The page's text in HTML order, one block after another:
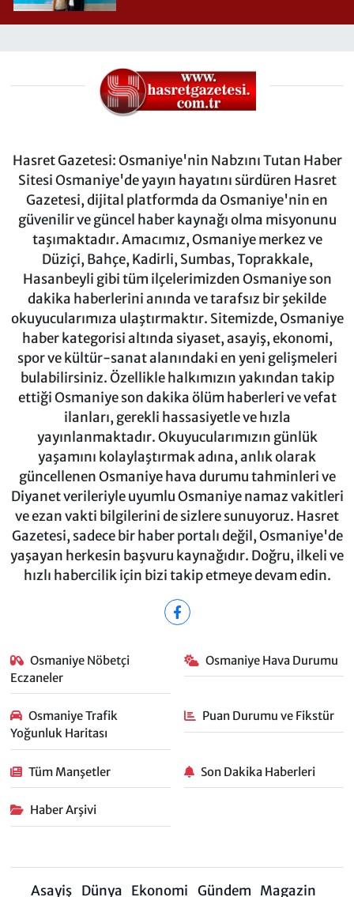
Hasret Gazetesi: Osmaniye'nin Nabzını Tutan Haber
Sitesi Osmaniye'de yayın hayatını sürdüren Hasret
Gazetesi, dijital platformda da Osmaniye'nin en
güvenilir ve güncel haber kaynağı olma misyonunu
taşımaktadır. Amacımız, Osmaniye merkez ve
Düziçi, Bahçe, Kadirli, Sumbas, Toprakkale,
Hasanbeyli gibi tüm ilçelerimizden Osmaniye son
dakika haberlerini anında ve tarafsız bir şekilde
okuyucularımıza ulaştırmaktır. Sitemizde, Osmaniye
haber kategorisi altında siyaset, asayiş, ekonomi,
spor ve kültür-sanat alanındaki en yeni gelişmeleri
bulabilirsiniz. Özellikle halkımızın yakından takip
ettiği Osmaniye son dakika ölüm haberleri ve vefat
ilanları, gerekli hassasiyetle ve hızla
yayınlanmaktadır. Okuyucularımızın günlük
yaşamını kolaylaştırmak adına, anlık olarak
güncellenen Osmaniye hava durumu tahminleri ve
Diyanet verileriyle uyumlu Osmaniye namaz vakitleri
ve ezan vakti bilgilerini de sizlere sunuyoruz. Hasret
Gazetesi, sadece bir haber portalı değil, Osmaniye'de
yaşayan herkesin başvuru kaynağıdır. Doğru, ilkeli ve
hızlı habercilik için bizi takip etmeye devam edin.
Osmaniye Nöbetçi
Eczaneler
Osmaniye Hava Durumu
Osmaniye Trafik
Yoğunluk Haritası
Puan Durumu ve Fikstür
Tüm Manşetler Son Dakika Haberleri
Haber Arşivi
Asayiş Dünya Ekonomi Gündem Magazin